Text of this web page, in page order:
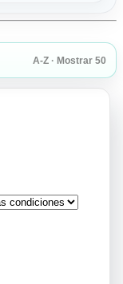
A-Z · Mostrar 50